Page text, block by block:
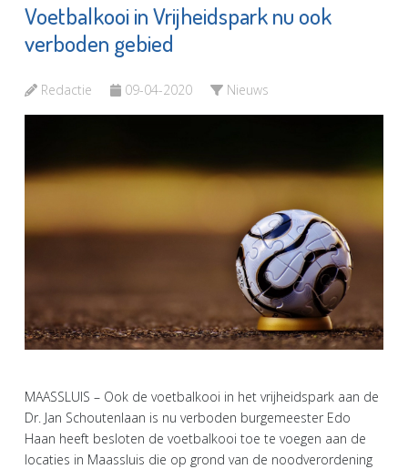
Voetbalkooi in Vrijheidspark nu ook
verboden gebied
Redactie 09-04-2020 Nieuws
MAASSLUIS – Ook de voetbalkooi in het vrijheidspark aan de
Dr. Jan Schoutenlaan is nu verboden burgemeester Edo
Haan heeft besloten de voetbalkooi toe te voegen aan de
locaties in Maassluis die op grond van de noodverordening